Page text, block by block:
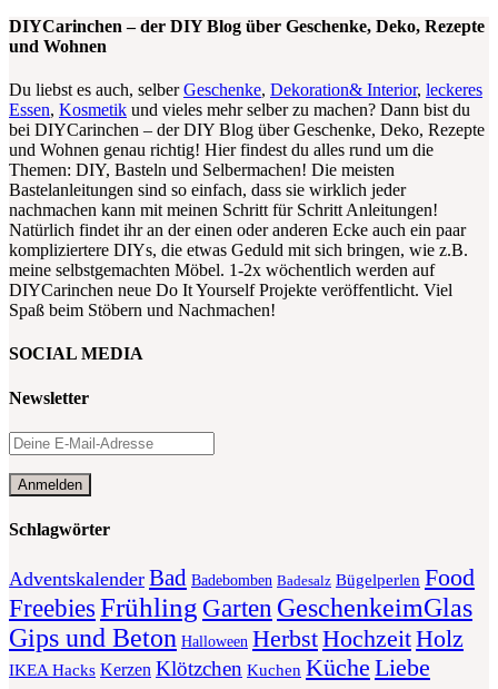
DIYCarinchen – der DIY Blog über Geschenke, Deko, Rezepte
und Wohnen
Du liebst es auch, selberGeschenke, Dekoration& Interior, leckeres
Essen, Kosmetik und vieles mehr selber zu machen? Dann bist du
bei DIYCarinchen – der DIY Blog über Geschenke, Deko, Rezepte
und Wohnen genau richtig! Hier findest du alles rund um die
Themen: DIY, Basteln und Selbermachen! Die meisten
Bastelanleitungen sind so einfach, dass sie wirklich jeder
nachmachen kann mit meinen Schritt für Schritt Anleitungen!
Natürlich findet ihr an der einen oder anderen Ecke auch ein paar
kompliziertere DIYs, die etwas Geduld mit sich bringen, wie z.B.
meine selbstgemachten Möbel. 1-2x wöchentlich werden auf
DIYCarinchen neue Do It Yourself Projekte veröffentlicht. Viel
Spaß beim Stöbern und Nachmachen!
SOCIAL MEDIA
Newsletter
Schlagwörter
Adventskalender Bad Badebomben Badesalz Bügelperlen Food
FreebiesFrühling Garten GeschenkeimGlas
Gips und Beton Halloween HerbstHochzeitHolz
IKEA Hacks Kerzen Klötzchen Kuchen Küche Liebe